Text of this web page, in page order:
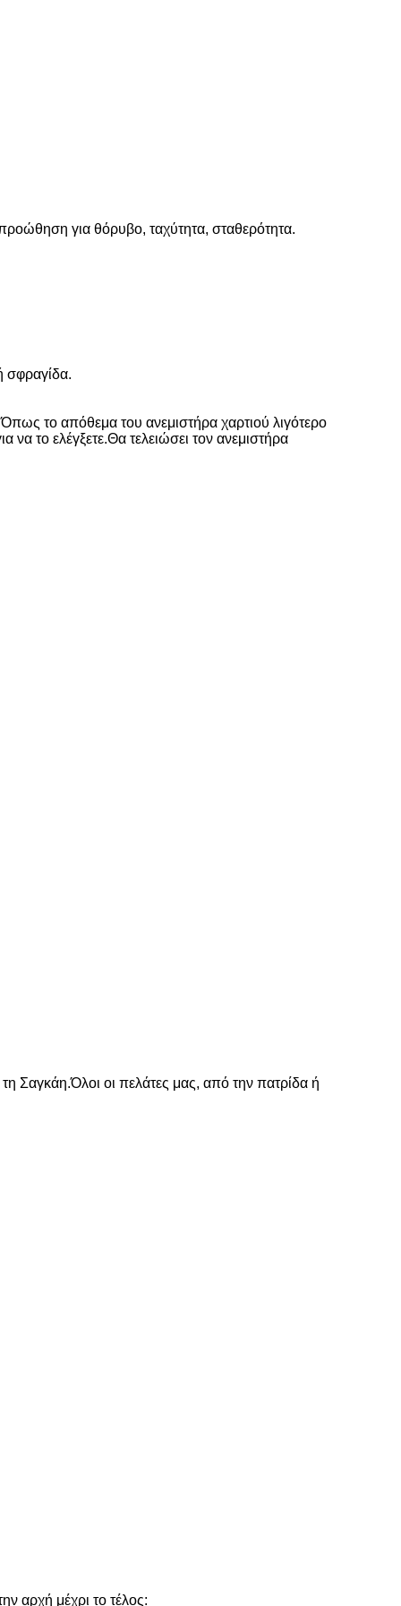
για θόρυβο, ταχύτητα, σταθερότητα.
σφραγίδα.
το απόθεμα του ανεμιστήρα χαρτιού λιγότερο
το ελέγξετε.Θα τελειώσει τον ανεμιστήρα
Σαγκάη.Όλοι οι πελάτες μας, από την πατρίδα ή
αρχή μέχρι το τέλος: